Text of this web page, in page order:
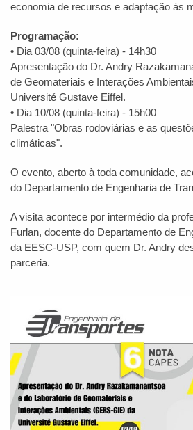
economia de recursos e adaptação às
Programação:
• Dia 03/08 (quinta-feira) - 14h30
Apresentação do Dr. Andry
de Geomateriais e Interações
Université Gustave Eiffel.
• Dia 10/08 (quinta-feira) - 15h00
Palestra "Obras rodoviárias e as
climáticas".
O evento, aberto à toda comunidade,
do Departamento de Engenharia de
A visita acontece por intermédio da
Furlan, docente do Departamento de
da EESC-USP, com quem Dr. Andry
parceria.